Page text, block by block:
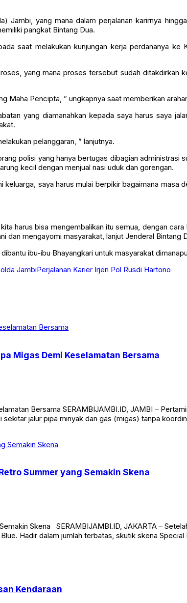
Jambi, yang mana dalam perjalanan karirnya
pangkat Bintang Dua.
saat melakukan kunjungan kerja perdananya ke
yang mana proses tersebut sudah ditakdirkan
Maha Pencipta, ” ungkapnya saat memberikan
yang diamanahkan kepada saya harus saya
pelanggaran, ” lanjutnya.
polisi yang hanya bertugas dibagian administrasi
kecil dengan menjual nasi uduk dan gorengan.
saya harus mulai berpikir bagaimana masa
harus bisa mengembalikan itu semua, dengan
dan mengayomi masyarakat, lanjut Jenderal Bintang
ibu-ibu Bhayangkari untuk masyarakat
JambiPerjalanan Karier Irjen Pol Rusdi Hartono
Migas Demi Keselamatan Bersama
Bersama SERAMBIJAMBI.ID, JAMBI –
jalur pipa minyak dan gas (migas) tanpa
Summer yang Semakin Skena
Skena SERAMBIJAMBI.ID, JAKARTA –
Hadir dalam jumlah terbatas, skutik skena
Kendaraan